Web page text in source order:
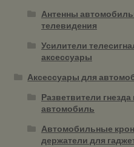
Антенны
телевидения
Усилители
аксессуары
Аксессуары для
Разветвители
автомобиль
Автомобильные
держатели для